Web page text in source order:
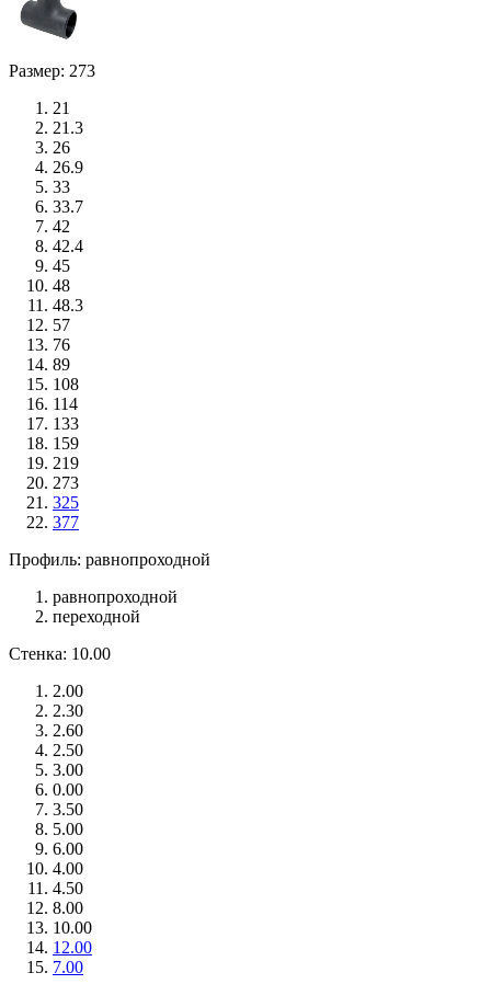
Размер: 273
21
21.3
26
26.9
33
33.7
42
42.4
45
48
48.3
57
76
89
108
114
133
159
219
273
325
377
Профиль: равнопроходной
равнопроходной
переходной
Стенка: 10.00
2.00
2.30
2.60
2.50
3.00
0.00
3.50
5.00
6.00
4.00
4.50
8.00
10.00
12.00
7.00